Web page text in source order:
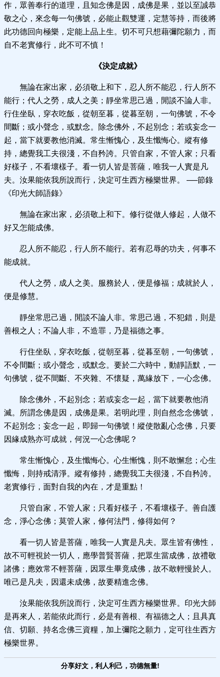
作，眾善奉行的道理，且知念佛是因，成佛是果，並以至誠恭
敬之心，來念每一句佛號，必能止觀雙運，定慧等持，而後將
此功德回向極樂，定能上品上生。切不可只想藉彌陀願力，而
自不老實修行，此不可不慎！
《決定成就》
無論在家出家，必須敬上和下，忍人所不能忍，行人所不
能行；代人之勞，成人之美；靜坐常思己過，閒談不論人非。
行住坐臥，穿衣吃飯，從朝至暮，從暮至朝，一句佛號，不令
間斷；或小聲念，或默念。除念佛外，不起別念；若或妄念一
起，當下就要教他消滅。常生慚愧心，及生懺悔心。縱有修
持，總覺我工夫很淺，不自矜誇。只管自家，不管人家；只看
好樣子，不看壞樣子。看一切人皆是菩薩，唯我一人實是凡
夫。汝果能依我所說而行，決定可生西方極樂世界。
──節錄
《印光大師語錄》
無論在家出家，必須敬上和下。修行從做人修起，人做不
好又怎能成佛。
忍人所不能忍，行人所不能行。 若有忍辱的功夫，何事不
能成就。
代人之勞，成人之美。
服務於人，便是修福；成就於人，
便是修慧。
靜坐常思己過，閒談不論人非。 常思己過，不犯錯，則是
善根之人；不論人非，不造罪，乃是福德之事。
行住坐臥，穿衣吃飯，從朝至暮，從暮至朝，一句佛號，
不令間斷；或小聲念，或默念。要於二六時中，動靜語默，一
句佛號，從不間斷、不夾雜、不懷疑，萬緣放下，一心念佛。
除念佛外，不起別念；若或妄念一起，當下就要教他消
滅。
所謂念佛是因，成佛是果。若明此理，則自然念念佛號，
不起別念；妄念一起，即歸一句佛號！縱使散亂心念佛，只要
因緣成熟亦可成就，何況一心念佛呢？
常生慚愧心，及生懺悔心。心生慚愧，則不敢懈怠；心生
懺悔，則持戒清淨。縱有修持，總覺我工夫很淺，不自矜誇。
老實修行，面對自我的內在，才是重點！
只管自家，不管人家；只看好樣子，不看壞樣子。 善自護
念，淨心念佛；莫管人家，修何法門，修得如何？
看一切人皆是菩薩，唯我一人實是凡夫。眾生皆有佛性，
故不可輕視於一切人，應學普賢菩薩，把眾生當成佛，故禮敬
諸佛；應效常不輕菩薩，因眾生畢竟成佛，故不敢輕慢於人。
唯己是凡夫，因還未成佛，故要精進念佛。
汝果能依我所說而行，決定可生西方極樂世界。印光大師
是再來人，若能依此而行，必是有善根、有福德之人；且具真
信、切願、持名念佛三資糧，加上彌陀之願力，定可往生西方
極樂世界。
分享好文，利人利己，功德無量!